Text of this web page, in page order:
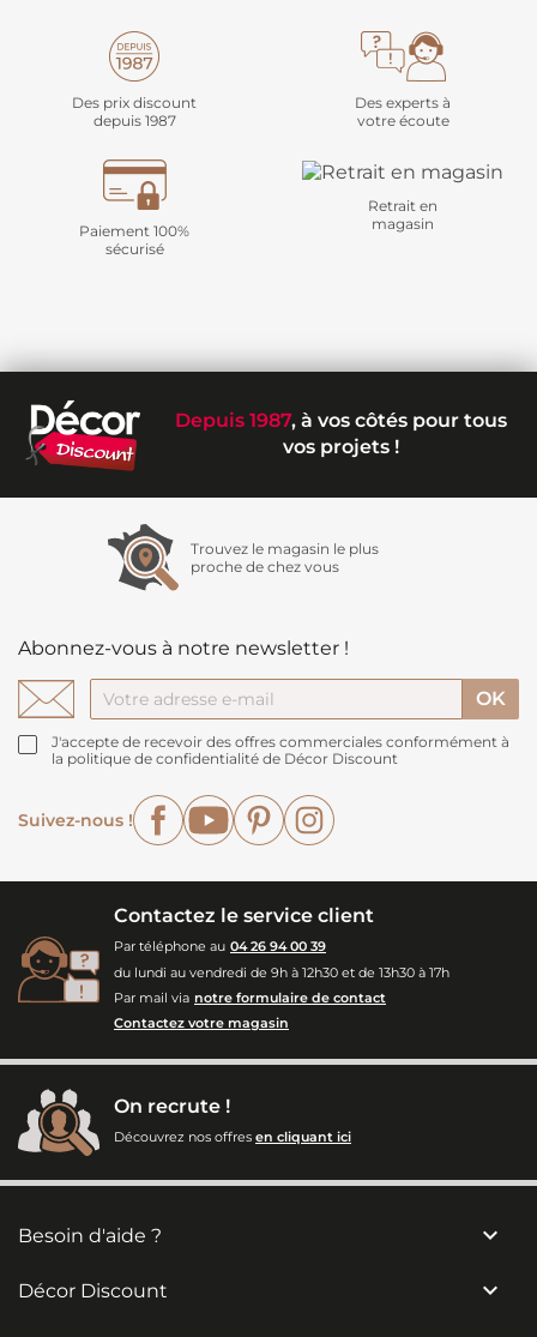
Des prix discount
depuis 1987
Des experts à
votre écoute
Paiement 100%
sécurisé
Retrait en
magasin
Depuis 1987, à vos côtés pour tous
vos projets !
Trouvez le magasin le plus
proche de chez vous
Abonnez-vous à notre newsletter !
J'accepte de recevoir des offres commerciales conformément à
la politique de confidentialité de Décor Discount
Suivez-nous !
FacebookYouTubePinterest
Contactez le service client
Par téléphone au 04 26 94 00 39
du lundi au vendredi de 9h à 12h30 et de 13h30 à 17h
Par mail via notre formulaire de contact
Contactez votre magasin
On recrute !
Découvrez nos offres en cliquant ici
Besoin d'aide ? 
Décor Discount 